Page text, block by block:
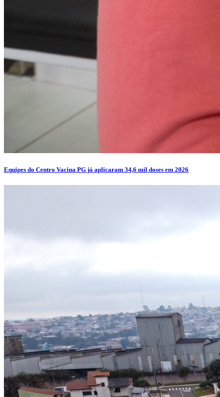
Equipes do Centro Vacina PG já aplicaram 34,6 mil doses em 2026